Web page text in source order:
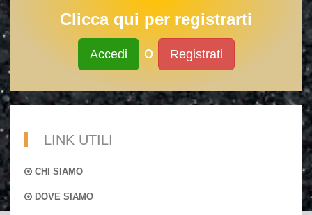
Clicca qui per registrarti
Accedi o Registrati
LINK UTILI
CHI SIAMO
DOVE SIAMO